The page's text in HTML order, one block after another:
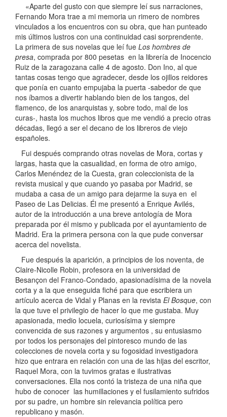
«Aparte del gusto con que siempre leí sus narraciones,
Fernando Mora trae a mi memoria un rimero de nombres
vinculados a los encuentros con su obra, que han punteado
mis últimos lustros con una continuidad casi sorprendente.
La primera de sus novelas que leí fue Los hombres de
presa, comprada por 800 pesetas en la librería de Inocencio
Ruiz de la zaragozana calle 4 de agosto. Don Ino, al que
tantas cosas tengo que agradecer, desde los ojillos reidores
que ponía en cuanto empujaba la puerta -sabedor de que
nos íbamos a divertir hablando bien de los tangos, del
flamenco, de los anarquistas y, sobre todo, mal de los
curas-, hasta los muchos libros que me vendió a precio otras
décadas, llegó a ser el decano de los libreros de viejo
españoles.
Fui después comprando otras novelas de Mora, cortas y
largas, hasta que la casualidad, en forma de otro amigo,
Carlos Menéndez de la Cuesta, gran coleccionista de la
revista musical y que cuando yo pasaba por Madrid, se
mudaba a casa de un amigo para dejarme la suya en el
Paseo de Las Delicias. Él me presentó a Enrique Avilés,
autor de la introducción a una breve antología de Mora
preparada por él mismo y publicada por el ayuntamiento de
Madrid. Era la primera persona con la que pude conversar
acerca del novelista.
Fue después la aparición, a principios de los noventa, de
Claire-Nicolle Robin, profesora en la universidad de
Besançon del Franco-Condado, apasionadísima de la novela
corta y a la que enseguida fiché para que escribiera un
artículo acerca de Vidal y Planas en la revista El Bosque, con
la que tuve el privilegio de hacer lo que me gustaba. Muy
apasionada, medio locuela, curiosísima y siempre
convencida de sus razones y argumentos , su entusiasmo
por todos los personajes del pintoresco mundo de las
colecciones de novela corta y su fogosidad investigadora
hizo que entrara en relación con una de las hijas del escritor,
Raquel Mora, con la tuvimos gratas e ilustrativas
conversaciones. Ella nos contó la tristeza de una niña que
hubo de conocer las humillaciones y el fusilamiento sufridos
por su padre, un hombre sin relevancia política pero
republicano y masón.